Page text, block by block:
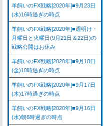
羊飼いのFX戦略[2020年]■9月23日
(水)16時過ぎの時点
羊飼いのFX戦略[2020年]■週明け・
月曜日と火曜日(9月21日＆22日)の
戦略公開はお休み
羊飼いのFX戦略[2020年]■9月18日
(金)10時過ぎの時点
羊飼いのFX戦略[2020年]■9月17日
(木)17時過ぎの時点
羊飼いのFX戦略[2020年]■9月16日
(水)朝6時過ぎの時点